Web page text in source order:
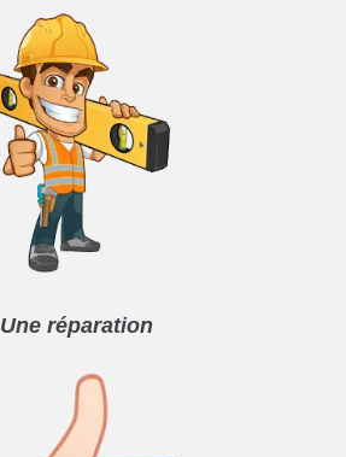
Une réparation